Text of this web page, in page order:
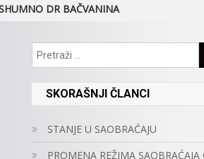
DR BAČVANINA
SKORAŠNJI ČLANCI
STANJE U SAOBRAĆAJU
PROMENA REŽIMA SAOBRAĆAJA